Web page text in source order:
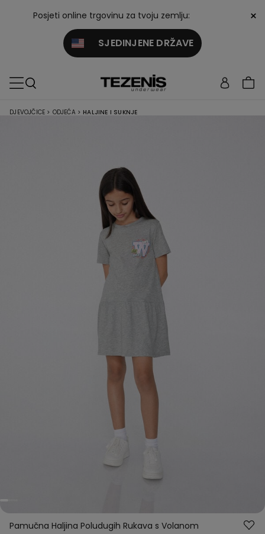
Posjeti online trgovinu za tvoju zemlju:
SJEDINJENE DRŽAVE
×
DJEVOJČICE > ODJEĆA > HALJINE I SUKNJE
Pamučna Haljina Poludugih Rukava s Volanom